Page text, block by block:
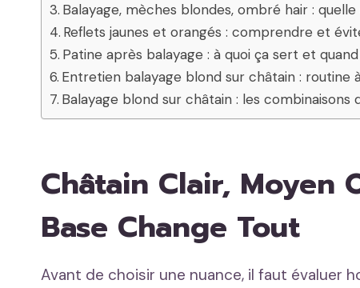
Balayage, mèches blondes, ombré hair :
Reflets jaunes et orangés : comprendre et
Patine après balayage : à quoi ça sert et
Entretien balayage blond sur châtain : routine
Balayage blond sur châtain : les
Châtain Clair, Moyen
Base Change Tout
Avant de choisir une nuance, il faut évaluer